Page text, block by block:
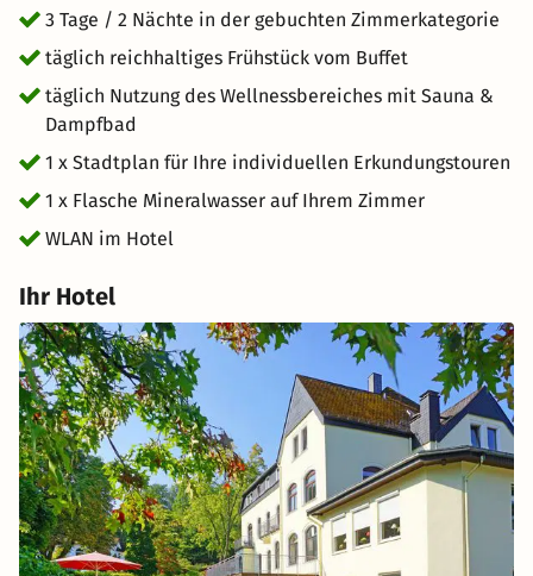
stilles und sprudelndes Wasser, sowie verschiedene
Ronnefeldt-Teesorten.
3 Tage / 2 Nächte in der gebuchten Zimmerkategorie
täglich reichhaltiges Frühstück vom Buffet
täglich Nutzung des Wellnessbereiches mit Sauna &
Dampfbad
1 x Stadtplan für Ihre individuellen Erkundungstouren
1 x Flasche Mineralwasser auf Ihrem Zimmer
WLAN im Hotel
Ihr Hotel